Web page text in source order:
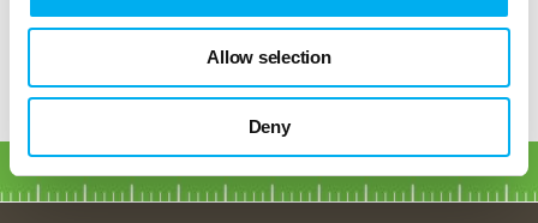
Allow selection
Deny